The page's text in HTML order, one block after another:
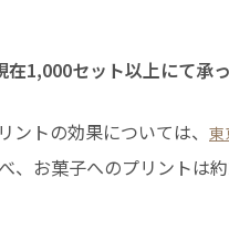
1,000セット以上にて承っ
トの効果については、 東
、お菓子へのプリントは